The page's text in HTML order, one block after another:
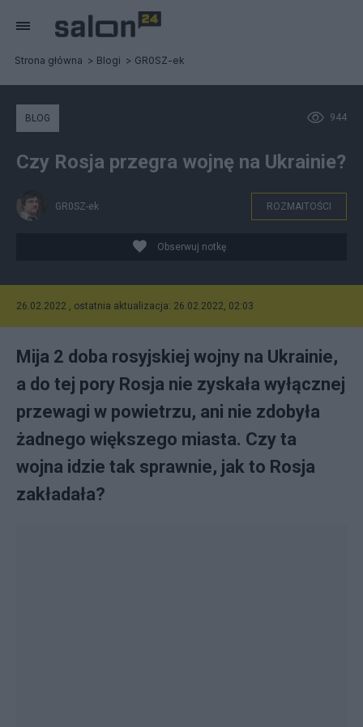
Strona główna Blogi GR0SZ-ek
944
BLOG
Czy Rosja przegra wojnę na Ukrainie?
GR0SZ-ek ROZMAITOŚCI
Obserwuj notkę
26.02.2022 , ostatnia aktualizacja: 26.02.2022, 02:03
Mija 2 doba rosyjskiej wojny na Ukrainie,
a do tej pory Rosja nie zyskała wyłącznej
przewagi w powietrzu, ani nie zdobyła
żadnego większego miasta. Czy ta
wojna idzie tak sprawnie, jak to Rosja
zakładała?